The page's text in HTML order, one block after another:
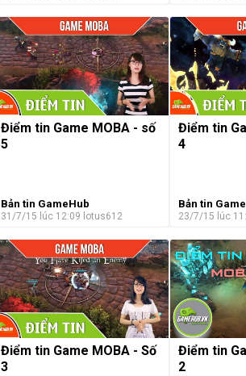
Điểm tin Game MOBA - số
5
Bản tin GameHub
31/7/15 lúc 12:09 lotus612
Điểm tin
4
Bản tin
23/7/15 lúc
Điểm tin Game MOBA - Số
3
Điểm tin
2